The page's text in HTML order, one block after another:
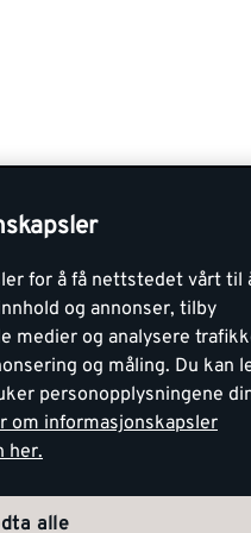
for å få nettstedet vårt til
og annonser, tilby
medier og analysere
og måling. Du kan
personopplysningene
om informasjonskapsler
her.
alle